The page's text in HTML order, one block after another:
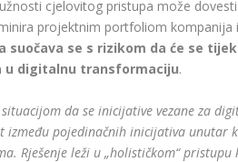
cjelovitog pristupa može
projektnim portfoliom
suočava se s rizikom da će se
u digitalnu transformaciju.
da se inicijative vezane za
između pojedinačnih inicijativa
Rješenje leži u „holističkom“